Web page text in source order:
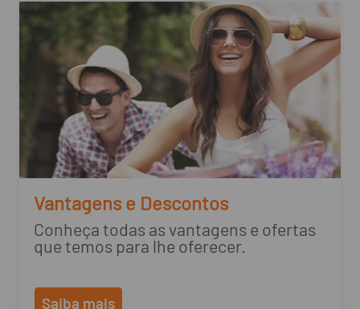
Vantagens e Descontos
Conheça todas as vantagens e ofertas
que temos para lhe oferecer.
Saiba mais